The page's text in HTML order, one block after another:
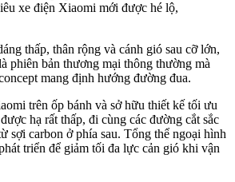
xe điện Xiaomi mới được hé lộ,
thấp, thân rộng và cánh gió sau cỡ lớn,
phiên bản thương mại thông thường mà
mang định hướng đường đua.
trên ốp bánh và sở hữu thiết kế tối ưu
hạ rất thấp, đi cùng các đường cắt sắc
sợi carbon ở phía sau. Tổng thể ngoại hình
triển để giảm tối đa lực cản gió khi vận